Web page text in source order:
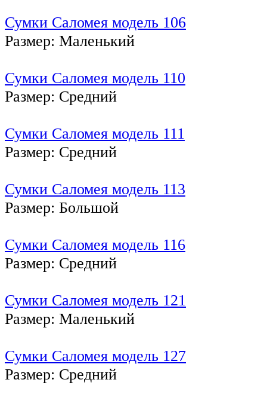
Сумки Саломея модель 106
Размер: Маленький
Сумки Саломея модель 110
Размер: Средний
Сумки Саломея модель 111
Размер: Средний
Сумки Саломея модель 113
Размер: Большой
Сумки Саломея модель 116
Размер: Средний
Сумки Саломея модель 121
Размер: Маленький
Сумки Саломея модель 127
Размер: Средний